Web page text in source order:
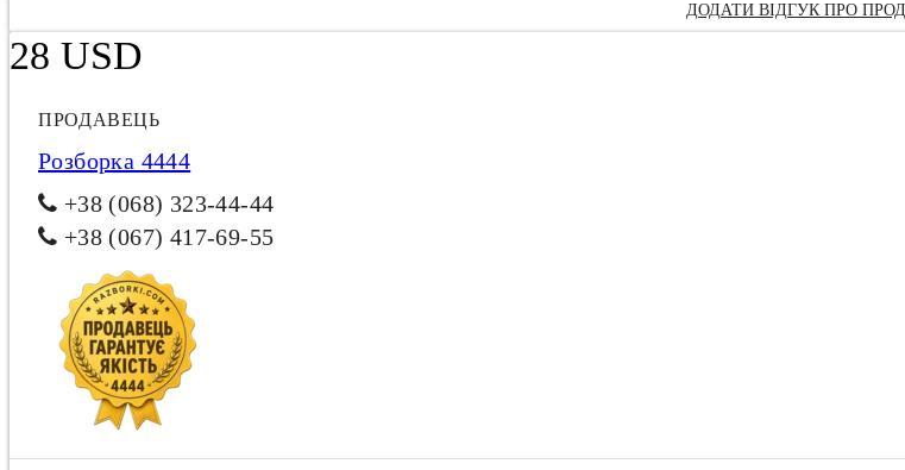
ДОДАТИ ВІДГУК ПРО
28 USD
ПРОДАВЕЦЬ
Розборка 4444
+38 (068) 323-44-44
+38 (067) 417-69-55